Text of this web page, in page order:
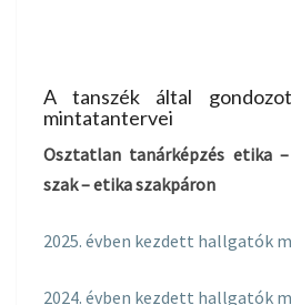
A tanszék által
mintatantervei
Osztatlan tanárképzés etika
szak – etika szakpáron
2025. évben kezdett hallgatók
2024. évben kezdett hallgatók